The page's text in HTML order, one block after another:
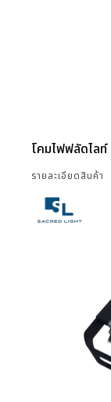
โคมไฟฟลัดไล
รายละเอียดสินค้า